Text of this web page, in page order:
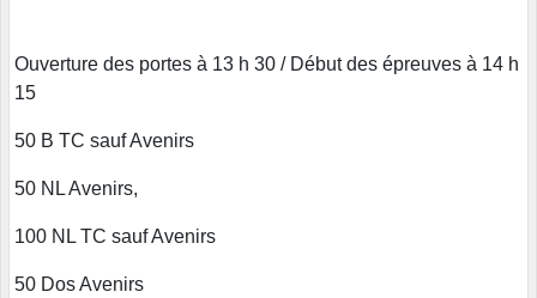
Ouverture des portes à 13 h 30 / Début des épreuves à 14 h
15
50 B TC sauf Avenirs
50 NL Avenirs,
100 NL TC sauf Avenirs
50 Dos Avenirs